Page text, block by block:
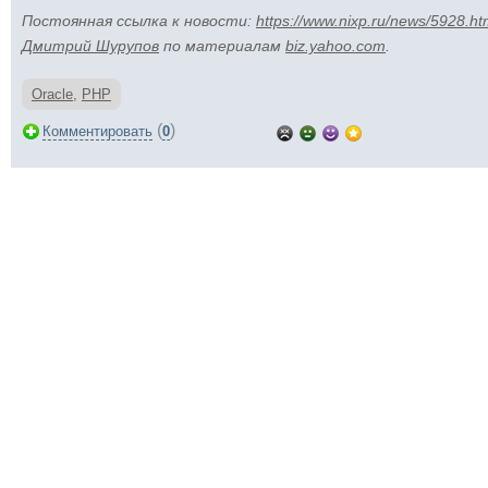
Постоянная ссылка к новости: https://www.nixp.ru/news/
Дмитрий Шурупов по материалам biz.yahoo.com
Oracle, PHP
Комментировать (0)